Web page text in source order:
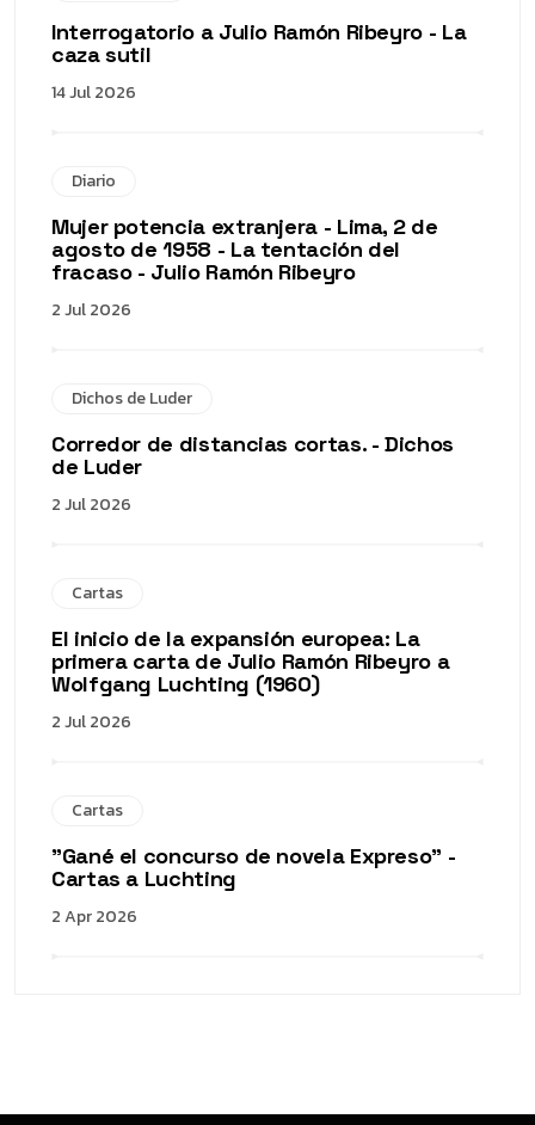
Interrogatorio a Julio Ramón Ribeyro - La
caza sutil
14 Jul 2026
Diario
Mujer potencia extranjera - Lima, 2 de
agosto de 1958 - La tentación del
fracaso - Julio Ramón Ribeyro
2 Jul 2026
Dichos de Luder
Corredor de distancias cortas. - Dichos
de Luder
2 Jul 2026
Cartas
El inicio de la expansión europea: La
primera carta de Julio Ramón Ribeyro a
Wolfgang Luchting (1960)
2 Jul 2026
Cartas
"Gané el concurso de novela Expreso" -
Cartas a Luchting
2 Apr 2026